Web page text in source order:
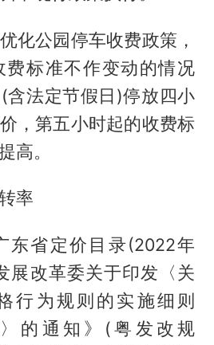
化公园停车收费政策，
费标准不作变动的情况
含法定节假日)停放四小
，第五小时起的收费标
高。
率
东省定价目录(2022年
展改革委关于印发〈关
行为规则的实施细则
的通知》(粤发改规